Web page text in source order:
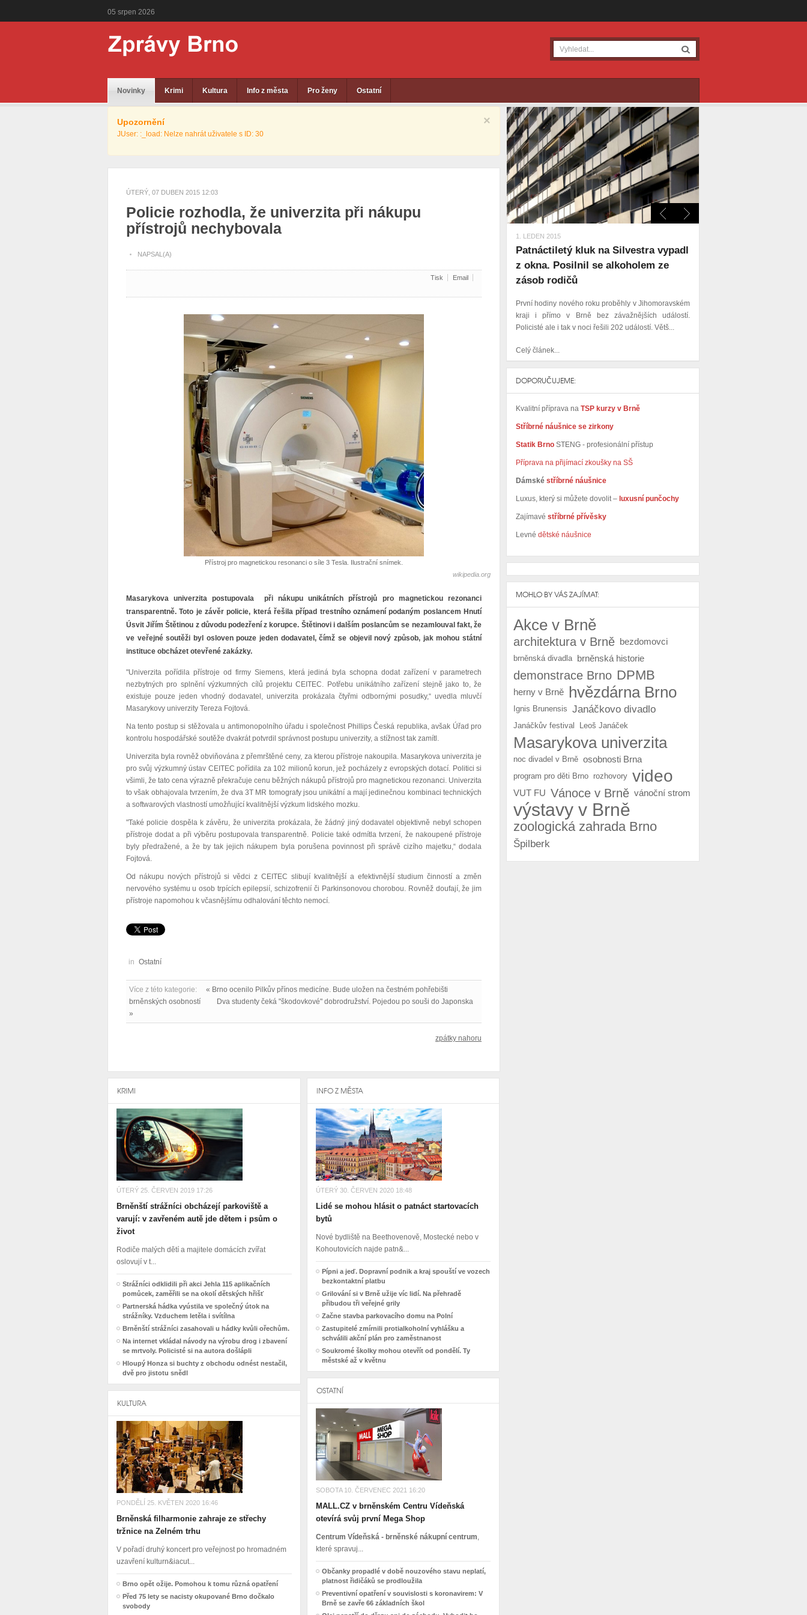
05 srpen 2026
Novinky Krimi Kultura Info z města Pro ženy Ostatní
×
Upozornění
JUser: :_load: Nelze nahrát uživatele s ID: 30
ÚTERÝ, 07 DUBEN 2015 12:03
Policie rozhodla, že univerzita při nákupu
přístrojů nechybovala
NAPSAL(A)
Tisk Email
Přístroj pro magnetickou resonanci o síle 3 Tesla. Ilustrační snímek.
wikipedia.org
Masarykova univerzita postupovala při nákupu unikátních přístrojů pro magnetickou rezonanci
transparentně. Toto je závěr policie, která řešila případ trestního oznámení podaným poslancem Hnutí
Úsvit Jiřím Štětinou z důvodu podezření z korupce. Štětinovi i dalším poslancům se nezamlouval fakt, že
ve veřejné soutěži byl osloven pouze jeden dodavatel, čímž se objevil nový způsob, jak mohou státní
instituce obcházet otevřené zakázky.
"Univerzita pořídila přístroje od firmy Siemens, která jediná byla schopna dodat zařízení v parametrech
nezbytných pro splnění výzkumných cílů projektu CEITEC. Potřebu unikátního zařízení stejně jako to, že
existuje pouze jeden vhodný dodavatel, univerzita prokázala čtyřmi odbornými posudky,“ uvedla mluvčí
Masarykovy univerzity Tereza Fojtová.
Na tento postup si stěžovala u antimonopolního úřadu i společnost Phillips Česká republika, avšak Úřad pro
kontrolu hospodářské soutěže dvakrát potvrdil správnost postupu univerzity, a stížnost tak zamítl.
Univerzita byla rovněž obviňována z přemrštěné ceny, za kterou přístroje nakoupila. Masarykova univerzita je
pro svůj výzkumný ústav CEITEC pořídila za 102 milionů korun, jež pocházely z evropských dotací. Politici si
všimli, že tato cena výrazně překračuje cenu běžných nákupů přístrojů pro magnetickou rezonanci. Univerzita
to však obhajovala tvrzením, že dva 3T MR tomografy jsou unikátní a mají jedinečnou kombinaci technických
a softwarových vlastností umožňující kvalitnější výzkum lidského mozku.
"Také policie dospěla k závěru, že univerzita prokázala, že žádný jiný dodavatel objektivně nebyl schopen
přístroje dodat a při výběru postupovala transparentně. Policie také odmítla tvrzení, že nakoupené přístroje
byly předražené, a že by tak jejich nákupem byla porušena povinnost při správě cizího majetku,“ dodala
Fojtová.
Od nákupu nových přístrojů si vědci z CEITEC slibují kvalitnější a efektivnější studium činností a změn
nervového systému u osob trpících epilepsií, schizofrenií či Parkinsonovou chorobou. Rovněž doufají, že jim
přístroje napomohou k včasnějšímu odhalování těchto nemocí.
in Ostatní
Více z této kategorie:
« Brno ocenilo Pilkův přínos medicíne. Bude uložen na čestném pohřebišti
brněnských osobností
Dva studenty čeká "škodovkové" dobrodružství. Pojedou po souši do Japonska
»
zpátky nahoru
KRIMI
ÚTERÝ 25. ČERVEN 2019 17:26
Brněnští strážníci obcházejí parkoviště a
varují: v zavřeném autě jde dětem i psům o
život
Rodiče malých dětí a majitele domácích zvířat
oslovují v t...
Strážníci odklidili při akci Jehla 115 aplikačních
pomůcek, zaměřili se na okolí dětských hřišť
Partnerská hádka vyústila ve společný útok na
strážníky. Vzduchem letěla i svítílna
Brněnští strážníci zasahovali u hádky kvůli ořechům.
Na internet vkládal návody na výrobu drog i zbavení
se mrtvoly. Policisté si na autora došlápli
Hloupý Honza si buchty z obchodu odnést nestačil,
dvě pro jistotu snědl
KULTURA
PONDĚLÍ 25. KVĚTEN 2020 16:46
Brněnská filharmonie zahraje ze střechy
tržnice na Zelném trhu
V pořadí druhý koncert pro veřejnost po hromadném
uzavření kulturn&iacut...
Brno opět ožije. Pomohou k tomu různá opatření
Před 75 lety se nacisty okupované Brno dočkalo
svobody
INFO Z MĚSTA
ÚTERÝ 30. ČERVEN 2020 18:48
Lidé se mohou hlásit o patnáct startovacích
bytů
Nové bydliště na Beethovenově, Mostecké nebo v
Kohoutovicích najde patn&...
Pípni a jeď. Dopravní podnik a kraj spouští ve vozech
bezkontaktní platbu
Grilování si v Brně užije víc lidí. Na přehradě
přibudou tři veřejné grily
Začne stavba parkovacího domu na Polní
Zastupitelé zmírnili protialkoholní vyhlášku a
schválili akční plán pro zaměstnanost
Soukromé školky mohou otevřít od pondělí. Ty
městské až v květnu
OSTATNÍ
SOBOTA 10. ČERVENEC 2021 16:20
MALL.CZ v brněnském Centru Vídeňská
otevírá svůj první Mega Shop
Centrum Vídeňská - brněnské nákupní centrum,
které spravuj...
Občanky propadlé v době nouzového stavu neplatí,
platnost řidičáků se prodloužila
Preventivní opatření v souvislosti s koronavirem: V
Brně se zavře 66 základních škol
1. LEDEN 2015
Patnáctiletý kluk na Silvestra vypadl
z okna. Posilnil se alkoholem ze
zásob rodičů
První hodiny nového roku proběhly v Jihomoravském
kraji i přímo v Brně bez závažnějších událostí.
Policisté ale i tak v noci řešili 202 událostí. Větš...
Celý článek...
DOPORUČUJEME:
Kvalitní příprava na TSP kurzy v Brně
Stříbrné náušnice se zirkony
Statik Brno STENG - profesionální přístup
Příprava na přijímací zkoušky na SŠ
Dámské stříbrné náušnice
Luxus, který si můžete dovolit – luxusní punčochy
Zajímavé stříbrné přívěsky
Levné dětské náušnice
MOHLO BY VÁS ZAJÍMAT:
Akce v Brně
architektura v Brně bezdomovci
brněnská divadla brněnská historie
demonstrace Brno DPMB
herny v Brně hvězdárna Brno
Ignis Brunensis Janáčkovo divadlo
Janáčkův festival Leoš Janáček
Masarykova univerzita
noc divadel v Brně osobnosti Brna
program pro děti Brno rozhovory video
VUT FU Vánoce v Brně vánoční strom
výstavy v Brně
zoologická zahrada Brno
Špilberk